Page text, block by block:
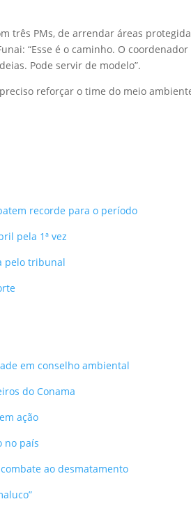
três PMs, de arrendar áreas
“Esse é o caminho. O
Pode servir de modelo”.
reforçar o time do meio
recorde para o período
pela 1ª vez
pelo tribunal
em conselho ambiental
do Conama
ação
no país
ao desmatamento